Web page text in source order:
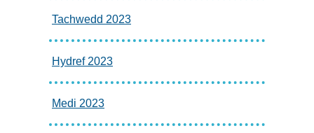
Tachwedd 2023
Hydref 2023
Medi 2023